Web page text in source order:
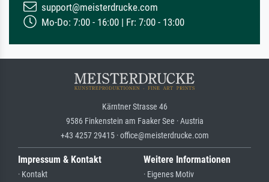
support@meisterdrucke.com
Mo-Do: 7:00 - 16:00 | Fr: 7:00 - 13:00
Kärntner Strasse 46
9586 Finkenstein am Faaker See · Austria
+43 4257 29415 · office@meisterdrucke.com
Impressum & Kontakt
· Kontakt
Weitere Informationen
· Eigenes Motiv